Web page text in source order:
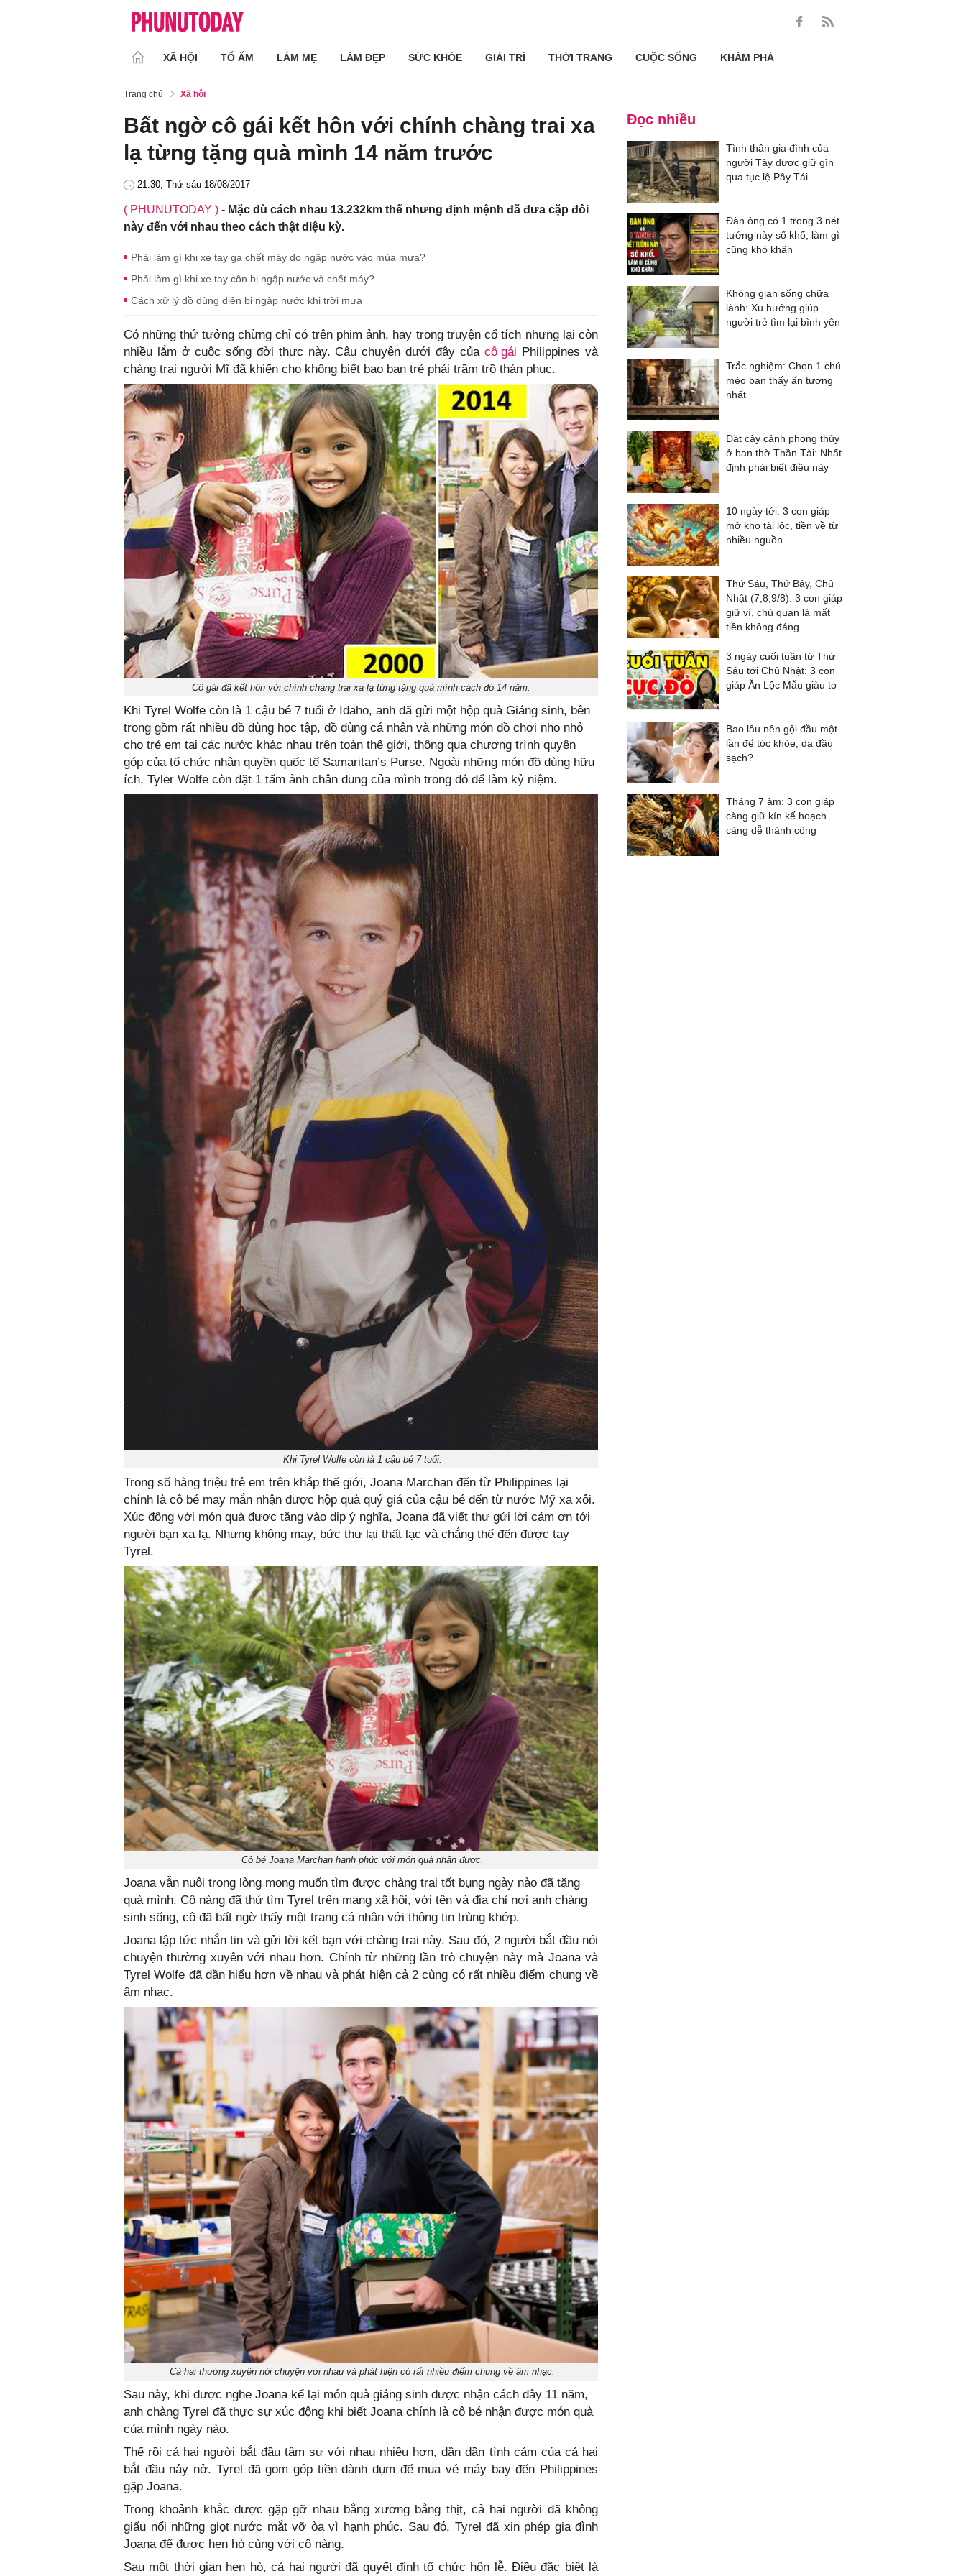
XÃ HỘI TỔ ẤM LÀM MẸ LÀM ĐẸP SỨC KHỎE GIẢI TRÍ THỜI TRANG CUỘC SỐNG KHÁM PHÁ
Trang chủ Xã hội
Bất ngờ cô gái kết hôn với chính chàng trai xa
lạ từng tặng quà mình 14 năm trước
21:30, Thứ sáu 18/08/2017
( PHUNUTODAY ) - Mặc dù cách nhau 13.232km thế nhưng định mệnh đã đưa cặp đôi
này đến với nhau theo cách thật diệu kỳ.
Phải làm gì khi xe tay ga chết máy do ngập nước vào mùa mưa?
Phải làm gì khi xe tay côn bị ngập nước và chết máy?
Cách xử lý đồ dùng điện bị ngập nước khi trời mưa
Có những thứ tưởng chừng chỉ có trên phim ảnh, hay trong truyện cổ tích nhưng lại còn
nhiều lắm ở cuộc sống đời thực này. Câu chuyện dưới đây củacô gái Philippines và
chàng trai người Mĩ đã khiến cho không biết bao bạn trẻ phải trầm trồ thán phục.
Cô gái đã kết hôn với chính chàng trai xa lạ từng tặng quà mình cách đó 14 năm.
Khi Tyrel Wolfe còn là 1 cậu bé 7 tuổi ở Idaho, anh đã gửi một hộp quà Giáng sinh, bên
trong gồm rất nhiều đồ dùng học tập, đồ dùng cá nhân và những món đồ chơi nho nhỏ
cho trẻ em tại các nước khác nhau trên toàn thế giới, thông qua chương trình quyên
góp của tổ chức nhân quyền quốc tế Samaritan’s Purse. Ngoài những món đồ dùng hữu
ích, Tyler Wolfe còn đặt 1 tấm ảnh chân dung của mình trong đó để làm kỷ niệm.
Khi Tyrel Wolfe còn là 1 cậu bé 7 tuổi.
Trong số hàng triệu trẻ em trên khắp thế giới, Joana Marchan đến từ Philippines lại
chính là cô bé may mắn nhận được hộp quà quý giá của cậu bé đến từ nước Mỹ xa xôi.
Xúc động với món quà được tặng vào dịp ý nghĩa, Joana đã viết thư gửi lời cảm ơn tới
người bạn xa lạ. Nhưng không may, bức thư lại thất lạc và chẳng thể đến được tay
Tyrel.
Cô bé Joana Marchan hạnh phúc với món quà nhận được.
Joana vẫn nuôi trong lòng mong muốn tìm được chàng trai tốt bụng ngày nào đã tặng
quà mình. Cô nàng đã thử tìm Tyrel trên mạng xã hội, với tên và địa chỉ nơi anh chàng
sinh sống, cô đã bất ngờ thấy một trang cá nhân với thông tin trùng khớp.
Joana lập tức nhắn tin và gửi lời kết bạn với chàng trai này. Sau đó, 2 người bắt đầu nói
chuyện thường xuyên với nhau hơn. Chính từ những lần trò chuyện này mà Joana và
Tyrel Wolfe đã dần hiểu hơn về nhau và phát hiện cả 2 cùng có rất nhiều điểm chung về
âm nhạc.
Cả hai thường xuyên nói chuyện với nhau và phát hiện có rất nhiều điểm chung về âm nhạc.
Sau này, khi được nghe Joana kể lại món quà giáng sinh được nhận cách đây 11 năm,
anh chàng Tyrel đã thực sự xúc động khi biết Joana chính là cô bé nhận được món quà
của mình ngày nào.
Thế rồi cả hai người bắt đầu tâm sự với nhau nhiều hơn, dần dần tình cảm của cả hai
bắt đầu nảy nở. Tyrel đã gom góp tiền dành dụm để mua vé máy bay đến Philippines
gặp Joana.
Trong khoảnh khắc được gặp gỡ nhau bằng xương bằng thịt, cả hai người đã không
giấu nổi những giọt nước mắt vỡ òa vì hạnh phúc. Sau đó, Tyrel đã xin phép gia đình
Joana để được hẹn hò cùng với cô nàng.
Sau một thời gian hẹn hò, cả hai người đã quyết định tổ chức hôn lễ. Điều đặc biệt là
Đọc nhiều
Tình thân gia đình của
người Tày được giữ gìn
qua tục lệ Pây Tái
Đàn ông có 1 trong 3 nét
tướng này số khổ, làm gì
cũng khó khăn
Không gian sống chữa
lành: Xu hướng giúp
người trẻ tìm lại bình yên
Trắc nghiệm: Chọn 1 chú
mèo bạn thấy ấn tượng
nhất
Đặt cây cảnh phong thủy
ở ban thờ Thần Tài: Nhất
định phải biết điều này
10 ngày tới: 3 con giáp
mở kho tài lộc, tiền về từ
nhiều nguồn
Thứ Sáu, Thứ Bảy, Chủ
Nhật (7,8,9/8): 3 con giáp
giữ ví, chủ quan là mất
tiền không đáng
3 ngày cuối tuần từ Thứ
Sáu tới Chủ Nhật: 3 con
giáp Ăn Lộc Mẫu giàu to
Bao lâu nên gội đầu một
lần để tóc khỏe, da đầu
sạch?
Tháng 7 âm: 3 con giáp
càng giữ kín kế hoạch
càng dễ thành công